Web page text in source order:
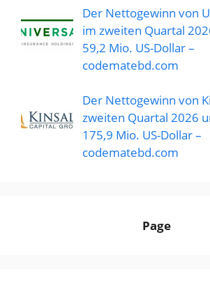
Der Nettogewinn von
im zweiten Quartal
59,2 Mio. US-Dollar –
codematebd.com
Der Nettogewinn von
zweiten Quartal 2026
175,9 Mio. US-Dollar –
codematebd.com
Page